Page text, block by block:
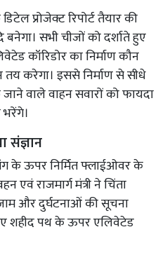
प्रोजेक्ट रिपोर्ट तैयार की
सभी चीजों को दर्शाते हुए
कॉरिडोर का निर्माण कौन
करेगा। इससे निर्माण से सीधे
वाले वाहन सवारों को फायदा
भरेंगे।
संज्ञान
के ऊपर निर्मित फ्लाईओवर के
एवं राजमार्ग मंत्री ने चिंता
और दुर्घटनाओं की सूचना
शहीद पथ के ऊपर एलिवेटेड